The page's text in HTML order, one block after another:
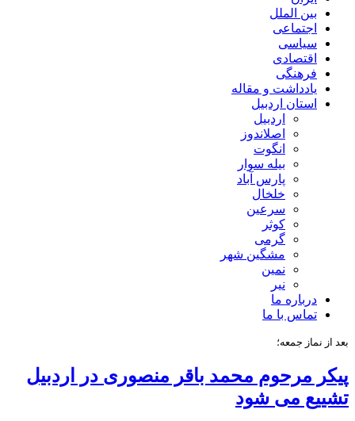
بین الملل
اجتماعی
سیاسی
اقتصادی
فرهنگی
یادداشت و مقاله
استان اردبیل
اردبیل
اصلاندوز
انگوت
بیله سوار
پارس آباد
خلخال
سرعین
کوثر
گرمی
مشگین شهر
نمین
نیر
درباره ما
تماس با ما
بعد از نماز جمعه؛
پیکر مرحوم محمد باقر منصوری در اردبیل
تشییع می شود